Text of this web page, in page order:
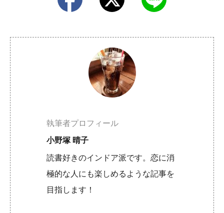
執筆者プロフィール
小野塚 晴子
読書好きのインドア派です。恋に消
極的な人にも楽しめるような記事を
目指します！